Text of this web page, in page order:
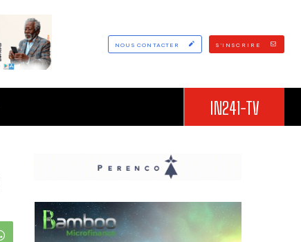
NOUS CONTACTER S'INSCRIRE
IN241-TV